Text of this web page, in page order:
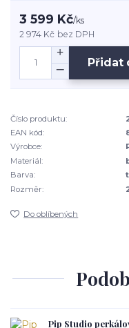
3 599 Kč/ks
2 974 Kč bez DPH
Přidat
Číslo produktu:
EAN kód:
Výrobce:
Materiál:
Barva:
Rozměr:
Do oblíbených
Pip Studio